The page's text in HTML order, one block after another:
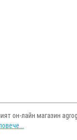
он-лайн магазин